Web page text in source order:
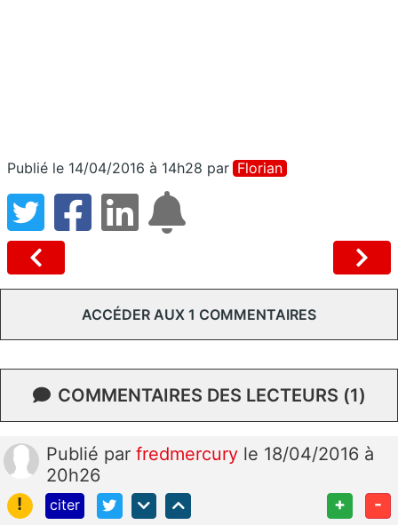
Publié le 14/04/2016 à 14h28 par Florian
ACCÉDER AUX 1 COMMENTAIRES
COMMENTAIRES DES LECTEURS (1)
Publié par fredmercury le 18/04/2016 à
20h26
!
citer + -